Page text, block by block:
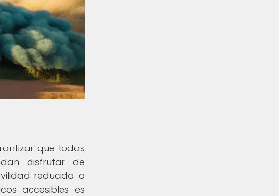
que todas
disfrutar de
reducida o
accesibles es